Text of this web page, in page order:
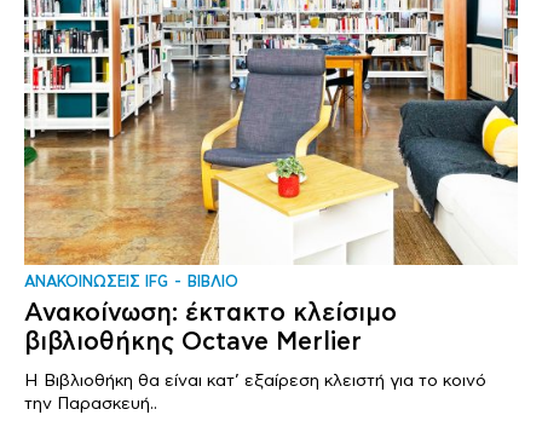
ΑΝΑΚΟΙΝΩΣΕΙΣ IFG ΒΙΒΛΙΟ
Ανακοίνωση: έκτακτο κλείσιμο
βιβλιοθήκης Octave Merlier
Η Βιβλιοθήκη θα είναι κατ’ εξαίρεση κλειστή για το κοινό
την Παρασκευή..